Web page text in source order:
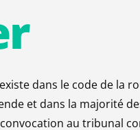
dans le code de la
et dans la majorité
au tribunal